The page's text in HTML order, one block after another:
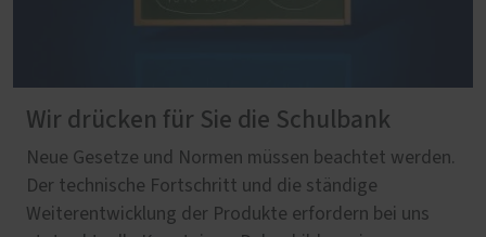
Wir drücken für Sie die Schulbank
Neue Gesetze und Normen müssen beachtet werden.
Der technische Fortschritt und die ständige
Weiterentwicklung der Produkte erfordern bei uns